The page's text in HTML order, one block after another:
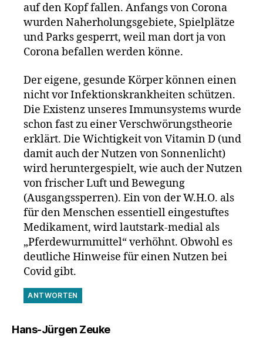
auf den Kopf fallen. Anfangs von Corona
wurden Naherholungsgebiete, Spielplätze
und Parks gesperrt, weil man dort ja von
Corona befallen werden könne.
Der eigene, gesunde Körper können einen
nicht vor Infektionskrankheiten schützen.
Die Existenz unseres Immunsystems wurde
schon fast zu einer Verschwörungstheorie
erklärt. Die Wichtigkeit von Vitamin D (und
damit auch der Nutzen von Sonnenlicht)
wird heruntergespielt, wie auch der Nutzen
von frischer Luft und Bewegung
(Ausgangssperren). Ein von der W.H.O. als
für den Menschen essentiell eingestuftes
Medikament, wird lautstark-medial als
„Pferdewurmmittel“ verhöhnt. Obwohl es
deutliche Hinweise für einen Nutzen bei
Covid gibt.
ANTWORTEN
Hans-Jürgen Zeukesagt: